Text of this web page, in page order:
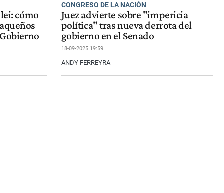
cómo
CONGRESO DE LA NACIÓN
Juez advierte sobre "impericia
política" tras nueva derrota del
gobierno en el Senado
18-09-2025 19:59
ANDY FERREYRA